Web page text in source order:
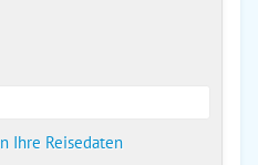
Ihre Reisedaten